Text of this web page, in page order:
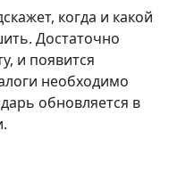
когда и какой
Достаточно
и появится
необходимо
обновляется в